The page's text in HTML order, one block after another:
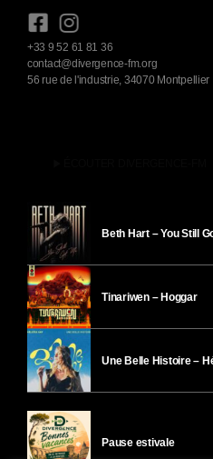
+33 9 52 61 81 36
contact@divergence-fm.org
56 rue de l'industrie, 34070 Montpellier
Beth Hart – You Still
Tinariwen – Hoggar
Une Belle Histoire –
Pause estivale